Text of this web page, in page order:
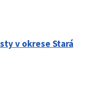
v okrese Stará